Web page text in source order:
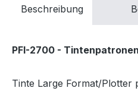
Beschreibung
PFI-2700 - Tintenpatronen
Tinte Large Format/Plotter